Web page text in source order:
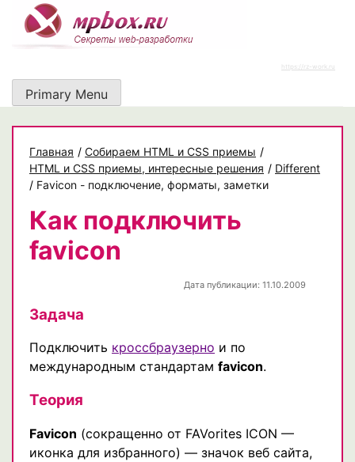
content
https://rz-work.ru
Primary Menu
Главная / Собираем HTML и CSS приемы /
HTML и CSS приемы, интересные решения / Different
/ Favicon - подключение, форматы, заметки
Как подключить
favicon
Дата публикации: 11.10.2009
Задача
Подключить кроссбраузерно и по
международным стандартам favicon.
Теория
Favicon (сокращенно от FAVorites ICON —
иконка для избранного) — значок веб сайта,